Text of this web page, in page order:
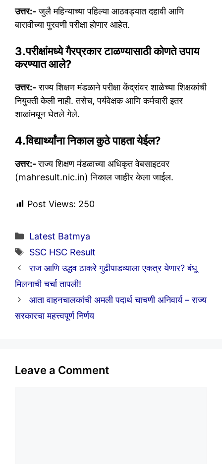
उत्तर:-जुलै महिन्याच्या पहिल्या आठवड्यात दहावी आणि
बारावीच्या पुरवणी परीक्षा होणार आहेत.
3.परीक्षांमध्ये गैरप्रकार टाळण्यासाठी कोणते उपाय
करण्यात आले?
उत्तर:-राज्य शिक्षण मंडळाने परीक्षा केंद्रांवर शाळेच्या शिक्षकांची
नियुक्ती केली नाही. तसेच, पर्यवेक्षक आणि कर्मचारी इतर
शाळांमधून घेतले गेले.
4.विद्यार्थ्यांना निकाल कुठे पाहता येईल?
उत्तर:-राज्य शिक्षण मंडळाच्या अधिकृत वेबसाइटवर
(mahresult.nic.in) निकाल जाहीर केला जाईल.
Post Views: 250
Categories
Latest Batmya
Tags
SSC HSC Result
राज आणि उद्धव ठाकरे गुढीपाडव्याला एकत्र येणार? बंधू
मिलनाची चर्चा तापली!
आता वाहनचालकांची अमली पदार्थ चाचणी अनिवार्य – राज्य
सरकारचा महत्त्वपूर्ण निर्णय
Leave a Comment